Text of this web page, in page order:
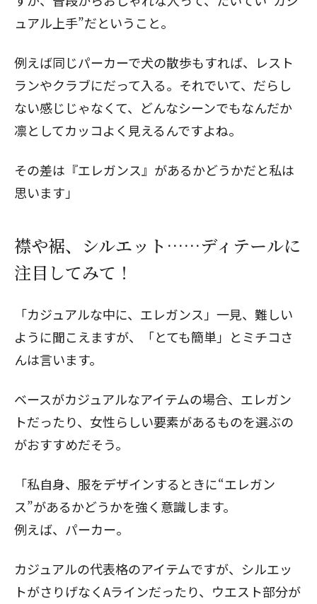
ュアル上手”だということ。
例えば同じパーカーで犬の散歩もすれば、レスト
ランやクラブにだって入る。それでいて、だらし
ない感じじゃなくて、どんなシーンでもなんだか
凛としてカッコよく見えるんですよね。
その差は『エレガンス』があるかどうかだと私は
思います」
襟や裾、シルエット……ディテールに
注目してみて！
「カジュアルな中に、エレガンス」一見、難しい
ように聞こえますが、「とても簡単」とミチコさ
んは言います。
ベースがカジュアルなアイテムの場合、エレガン
トだったり、女性らしい要素があるものを選ぶの
がおすすめだそう。
「私自身、服をデザインするときに“エレガン
ス”があるかどうかを強く意識します。
例えば、パーカー。
カジュアルの代表格のアイテムですが、シルエッ
トがさりげなくAラインだったり、ウエスト部分が